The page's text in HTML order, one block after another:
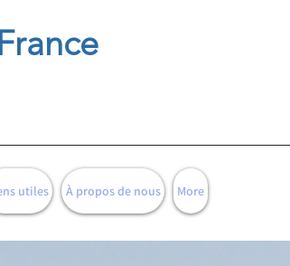
utiles À propos de nous More